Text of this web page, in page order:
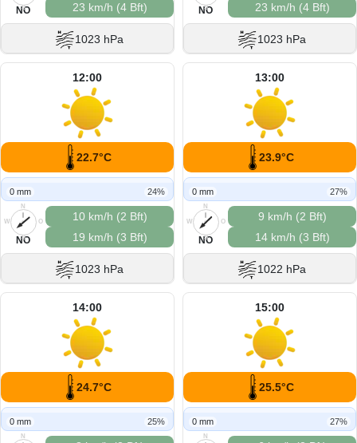
S
NO
23 km/h (4 Bft)
1023 hPa
S
NO
23 km/h (4 Bft)
1023 hPa
12:00
22.7°C
0 mm 24%
N
O
S
W
NO
10 km/h (2 Bft)
19 km/h (3 Bft)
1023 hPa
13:00
23.9°C
0 mm 27%
N
O
S
W
NO
9 km/h (2 Bft)
14 km/h (3 Bft)
1022 hPa
14:00
24.7°C
0 mm 25%
N
15:00
25.5°C
0 mm 27%
N